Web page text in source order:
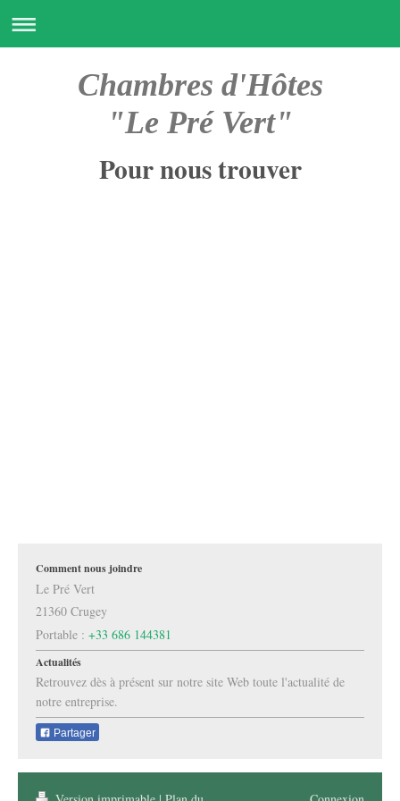
Chambres d'Hôtes
"Le Pré Vert"
Pour nous trouver
Comment nous joindre
Le Pré Vert
21360 Crugey
Portable : +33 686 144381
Actualités
Retrouvez dès à présent sur notre site Web toute l'actualité de
notre entreprise.
Partager